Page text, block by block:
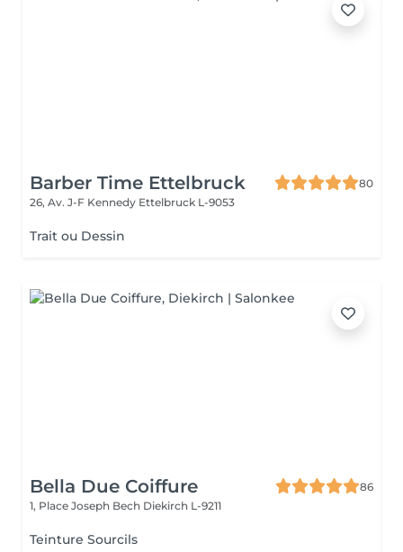
Barber Time Ettelbruck
80
26, Av. J-F Kennedy Ettelbruck L-9053
Trait ou Dessin
Bella Due Coiffure
86
1, Place Joseph Bech Diekirch L-9211
Teinture Sourcils